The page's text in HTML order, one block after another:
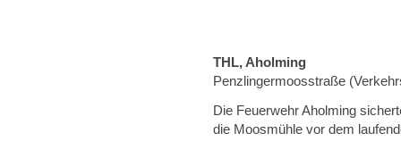
THL, Aholming
Penzlingermoosstraße
Die Feuerwehr Aholming
die Moosmühle vor dem